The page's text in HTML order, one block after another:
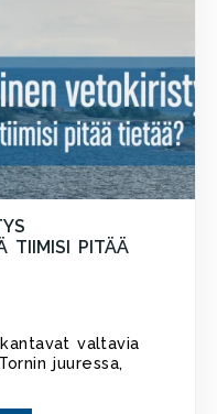
TIIMISI PITÄÄ
valtavia
juuressa,